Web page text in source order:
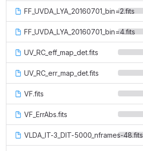
FF_UVDA_LYA_20160701_bin=2.fits
FF_UVDA_LYA_20160701_bin=4.fits
UV_RC_eff_map_det.fits
UV_RC_err_map_det.fits
VF.fits
VF_ErrAbs.fits
VLDA_IT-3_DIT-5000_nframes-48.fits